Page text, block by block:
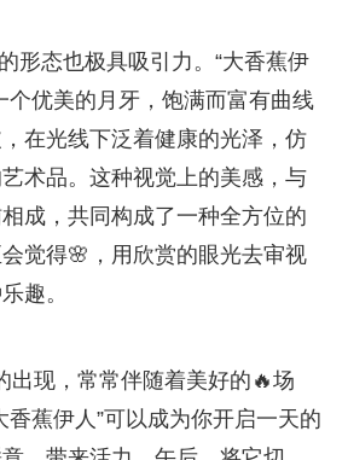
形态也极具吸引力。“大香蕉伊
个优美的月牙，饱满而富有曲线
在光线下泛着健康的光泽，仿
术品。这种视觉上的美感，与
成，共同构成了一种全方位的
觉得🌸，用欣赏的眼光去审视
趣。
出现，常常伴随着美好的🔥场
香蕉伊人”可以成为你开启一天的